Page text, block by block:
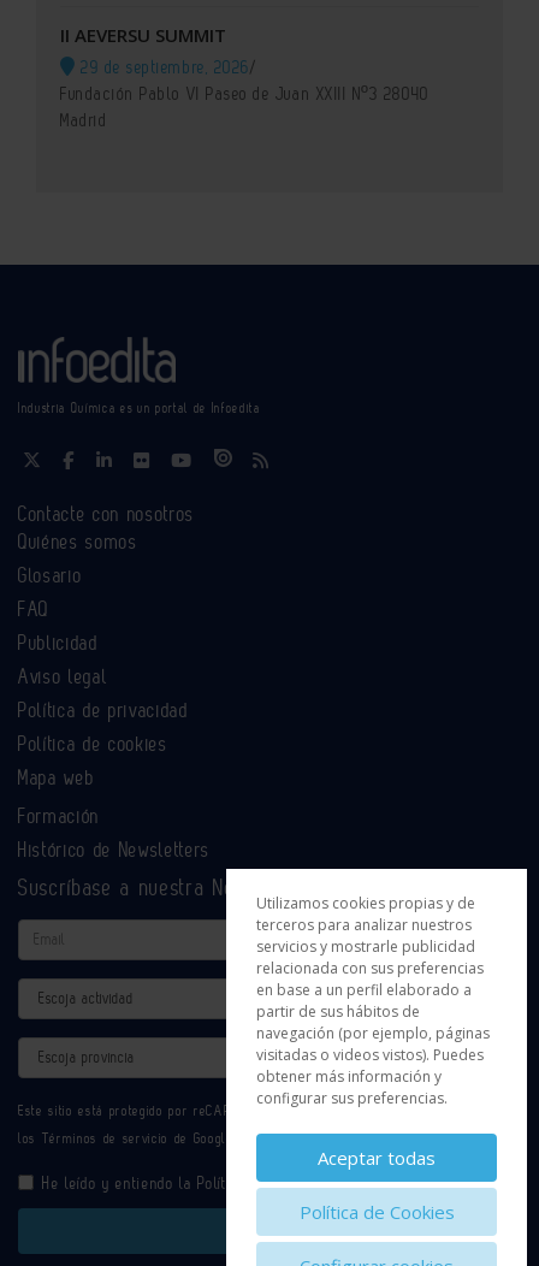
II AEVERSU SUMMIT
29 de septiembre, 2026/
Fundación Pablo VI Paseo de Juan XXIII Nº3 28040
Madrid
Industria Química es un portal de Infoedita
Contacte con nosotros
Quiénes somos
Glosario
FAQ
Publicidad
Aviso legal
Política de privacidad
Política de cookies
Mapa web
Formación
Histórico de Newsletters
Suscríbase a nuestra Newsletter
Email
Actividad
Provincia
Este sitio está protegido por reCAPTCHA y se aplican la
los Términos de servicio de Google.
He leído y entiendo la Política de Privacidad
Enviar
Utilizamos cookies propias y de
terceros para analizar nuestros
servicios y mostrarle publicidad
relacionada con sus preferencias
en base a un perfil elaborado a
partir de sus hábitos de
navegación (por ejemplo, páginas
visitadas o videos vistos). Puedes
obtener más información y
configurar sus preferencias.
Aceptar todas
Política de Cookies